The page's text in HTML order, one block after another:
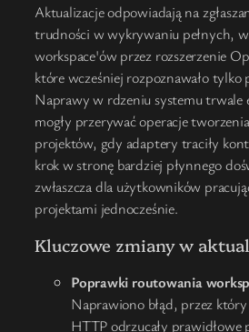
Aktualizacje odpowiadają na
trudności w wykrywaniu pełnych,
workspace'ów przez rozszerzenie
które wcześniej rozpoznawało tylko
Naprawy w rdzeniu systemu trwale
mogły przerywać operacje
projektów, gdy adaptery traciły
krok w stronę bardziej płynnego
zwłaszcza dla użytkowników
projektami jednocześnie.
Kluczowe zmiany w
Poprawki routowania
Naprawiono błąd, przez
HTTP odrzucały